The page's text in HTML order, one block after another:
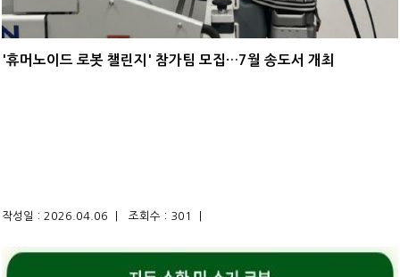
'휴머노이드 로봇 챌린지' 참가팀 모집…7월 송도서 개최
작성일 : 2026.04.06 | 조회수 : 301 |